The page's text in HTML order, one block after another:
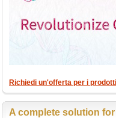
Richiedi un'offerta per i
A complete solution